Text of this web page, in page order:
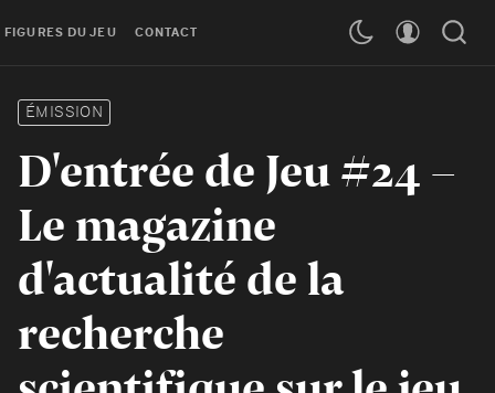
FIGURES DU JEU CONTACT
ÉMISSION
D'entrée de Jeu #24 -
Le magazine
d'actualité de la
recherche